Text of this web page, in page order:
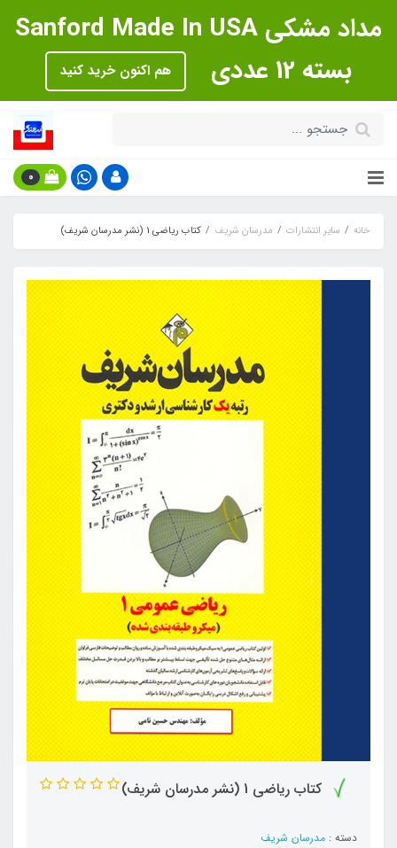
مداد مشکی Sanford Made In USA
بسته 12 عددی
هم اکنون خرید کنید
0
خانه سایر انتشارات مدرسان شریف کتاب ریاضی 1 (نشر مدرسان شریف)
کتاب ریاضی 1 (نشر مدرسان شریف)
دسته : مدرسان شریف